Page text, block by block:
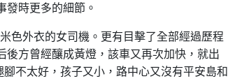
發時更多的細節。
色外衣的女司機。更有目擊了全部經過歷程
方曾經釀成黃燈，該車又再次加快，就出
不太好，孩子又小，路中心又沒有平安島和